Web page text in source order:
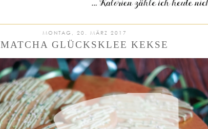
MONTAG, 20. MÄRZ 2017
MATCHA GLÜCKSKLEE KEKSE